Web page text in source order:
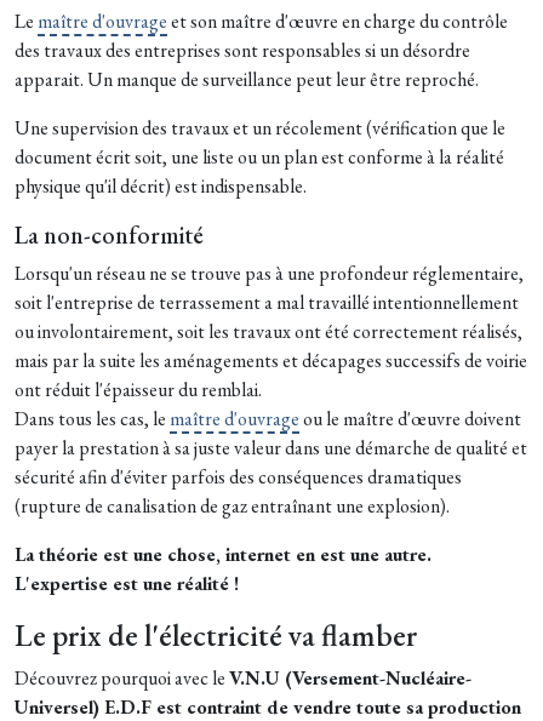
Le maître d'ouvrageet son maître d'œuvre en charge du contrôle
des travaux des entreprises sont responsables si un désordre
apparait. Un manque de surveillance peut leur être reproché.
Une supervision des travaux et un récolement (vérification que le
document écrit soit, une liste ou un plan est conforme à la réalité
physique qu'il décrit) est indispensable.
La non-conformité
Lorsqu'un réseau ne se trouve pas à une profondeur réglementaire,
soit l'entreprise de terrassement a mal travaillé intentionnellement
ou involontairement, soit les travaux ont été correctement réalisés,
mais par la suite les aménagements et décapages successifs de voirie
ont réduit l'épaisseur du remblai.
Dans tous les cas, le maître d'ouvrageou le maître d'œuvre doivent
payer la prestation à sa juste valeur dans une démarche de qualité et
sécurité afin d'éviter parfois des conséquences dramatiques
(rupture de canalisation de gaz entraînant une explosion).
La théorie est une chose, internet en est une autre.
L'expertise est une réalité !
Le prix de l'électricité va flamber
Découvrez pourquoi avec leV.N.U (Versement-Nucléaire-
Universel) E.D.F est contraint de vendre toute sa production